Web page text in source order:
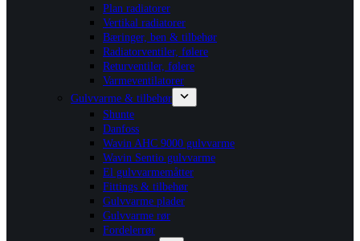
Plan radiatorer
Vertikal radiatorer
Bæringer, ben & tilbehør
Radiatorventiler, følere
Returventiler, følere
Varmeventilatorer
Gulvvarme & tilbehør
Shunte
Danfoss
Wavin AHC 9000 gulvvarme
Wavin Sentio gulvvarme
El gulvvarmemåtter
Fittings & tilbehør
Gulvvarme plader
Gulvvarme rør
Fordelerrør